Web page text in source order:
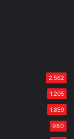
2.562
1.205
1.859
980